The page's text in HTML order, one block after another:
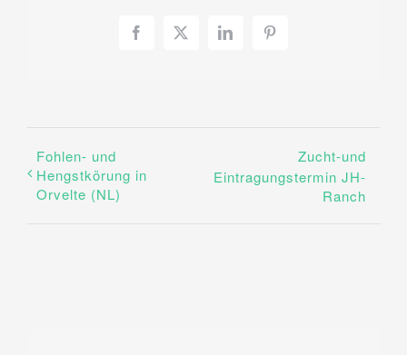
Facebook
X LinkedInPinterest
Fohlen- und
Hengstkörung in
Orvelte (NL)
Zucht-und
Eintragungstermin JH-
Ranch